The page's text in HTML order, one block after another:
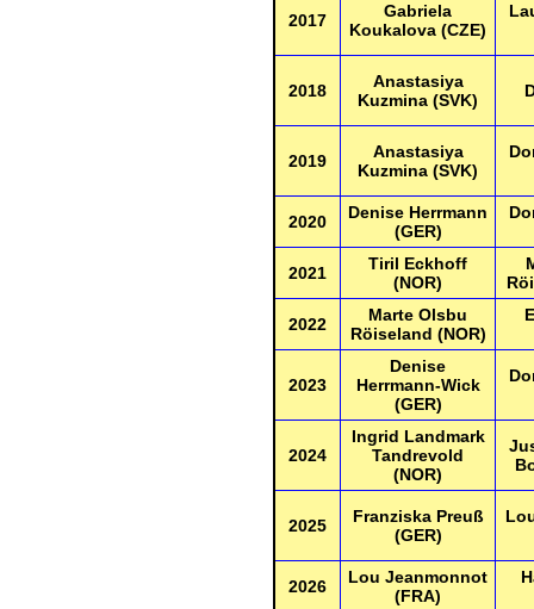
2017
Gabriela
Koukalova (CZE)
2018
Anastasiya
Kuzmina (SVK)
2019
Anastasiya
Kuzmina (SVK)
2020
Denise Herrmann
(GER)
2021
Tiril Eckhoff
(NOR)
2022
Marte Olsbu
Röiseland (NOR)
2023
Denise
Herrmann-Wick
(GER)
2024
Ingrid Landmark
Tandrevold
(NOR)
2025
Franziska Preuß
(GER)
2026
Lou Jeanmonnot
(FRA)